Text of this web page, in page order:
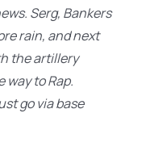
Serg, Bankers
rain, and next
the artillery
to Rap.
go via base